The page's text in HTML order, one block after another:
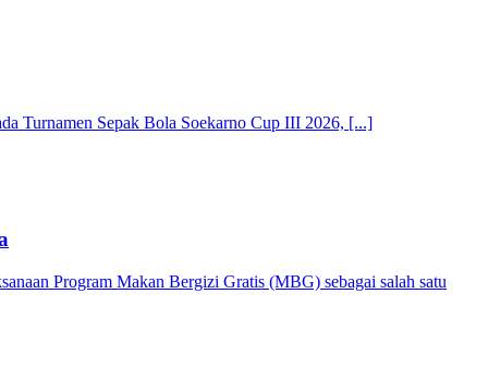
Turnamen Sepak Bola Soekarno Cup III 2026, [...]
Program Makan Bergizi Gratis (MBG) sebagai salah satu